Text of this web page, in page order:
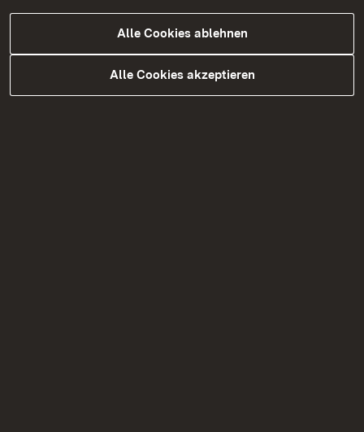
Alle Cookies ablehnen
Alle Cookies akzeptieren